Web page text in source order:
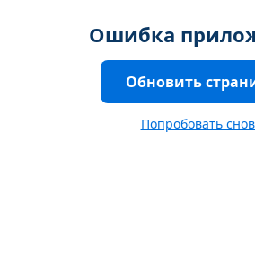
Ошибка
Обновить
Попробовать